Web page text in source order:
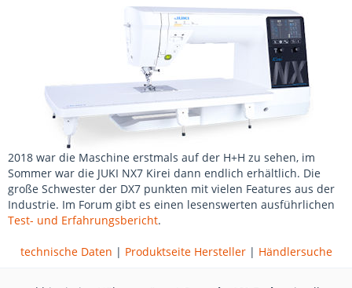
2018 war die Maschine erstmals auf der H+H zu sehen, im
Sommer war die JUKI NX7 Kirei dann endlich erhältlich. Die
große Schwester der DX7 punkten mit vielen Features aus der
Industrie. Im Forum gibt es einen lesenswerten ausführlichen
Test- und Erfahrungsbericht.
technische Daten | Produktseite Hersteller| Händlersuche